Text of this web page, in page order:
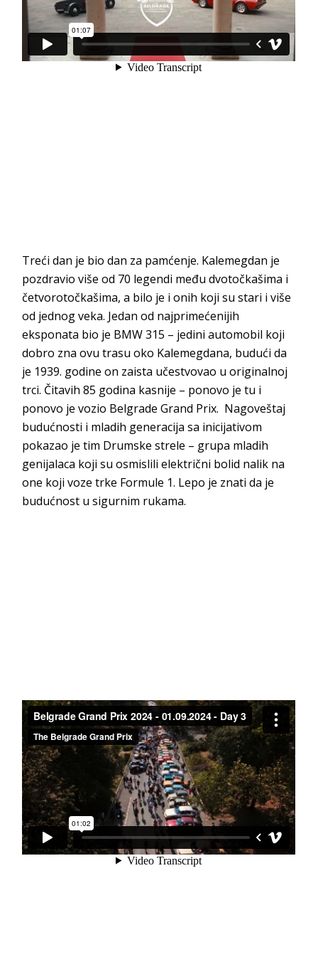
Treći dan je bio dan za pamćenje. Kalemegdan je
pozdravio više od 70 legendi među dvotočkašima i
četvorotočkašima, a bilo je i onih koji su stari i više
od jednog veka. Jedan od najprimećenijih
eksponata bio je BMW 315 – jedini automobil koji
dobro zna ovu trasu oko Kalemegdana, budući da
je 1939. godine on zaista učestvovao u originalnoj
trci. Čitavih 85 godina kasnije – ponovo je tu i
ponovo je vozio Belgrade Grand Prix. Nagoveštaj
budućnosti i mladih generacija sa inicijativom
pokazao je tim Drumske strele – grupa mladih
genijalaca koji su osmislili električni bolid nalik na
one koji voze trke Formule 1. Lepo je znati da je
budućnost u sigurnim rukama.